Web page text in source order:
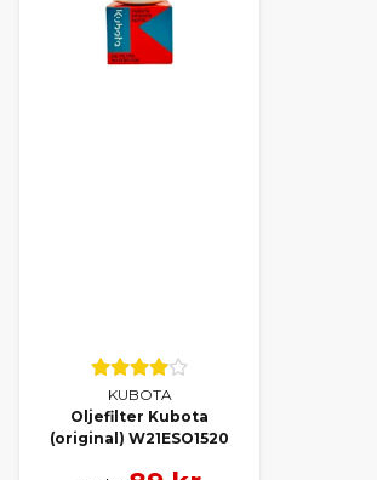
KUBOTA
Oljefilter Kubota
(original) W21ESO1520